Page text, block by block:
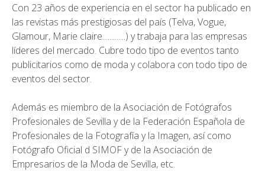
Con 23 años de experiencia en el sector ha publicado en
las revistas más prestigiosas del país (Telva, Vogue,
Glamour, Marie claire.............) y trabaja para las empresas
líderes del mercado. Cubre todo tipo de eventos tanto
publicitarios como de moda y colabora con todo tipo de
eventos del sector.
Además es miembro de la Asociación de Fotógrafos
Profesionales de Sevilla y de la Federación Española de
Profesionales de la Fotografía y la Imagen, así como
Fotógrafo Oficial d SIMOF y de la Asociación de
Empresarios de la Moda de Sevilla, etc.